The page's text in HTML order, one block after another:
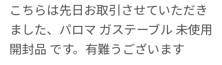
こちらは先日お取引させていただき
ました、パロマ ガステーブル 未使用
開封品 です。有難うございます